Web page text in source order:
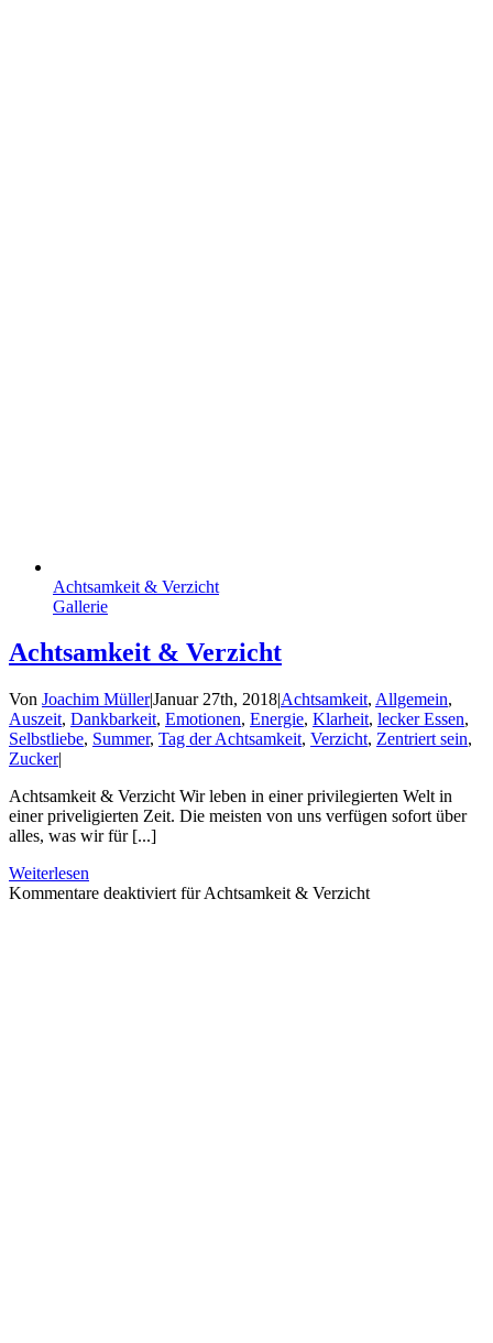
Achtsamkeit & Verzicht
Gallerie
Achtsamkeit & Verzicht
Von Joachim Müller|Januar 27th, 2018|Achtsamkeit, Allgemein,
Auszeit, Dankbarkeit, Emotionen, Energie, Klarheit, lecker Essen,
Selbstliebe, Summer, Tag der Achtsamkeit, Verzicht, Zentriert sein,
Zucker|
Achtsamkeit & Verzicht Wir leben in einer privilegierten Welt in
einer priveligierten Zeit. Die meisten von uns verfügen sofort über
alles, was wir für [...]
Weiterlesen
Kommentare deaktiviert für Achtsamkeit & Verzicht